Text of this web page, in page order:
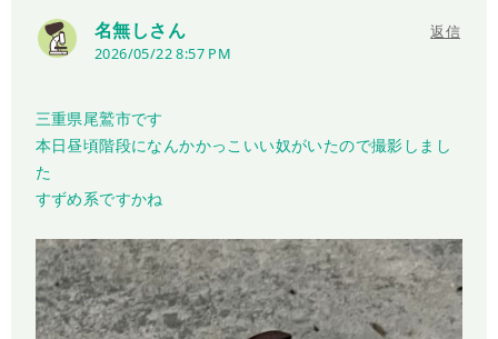
名無しさん
2026/05/22 8:57 PM
返信
三重県尾鷲市です
本日昼頃階段になんかかっこいい奴がいたので撮影しまし
た
すずめ系ですかね